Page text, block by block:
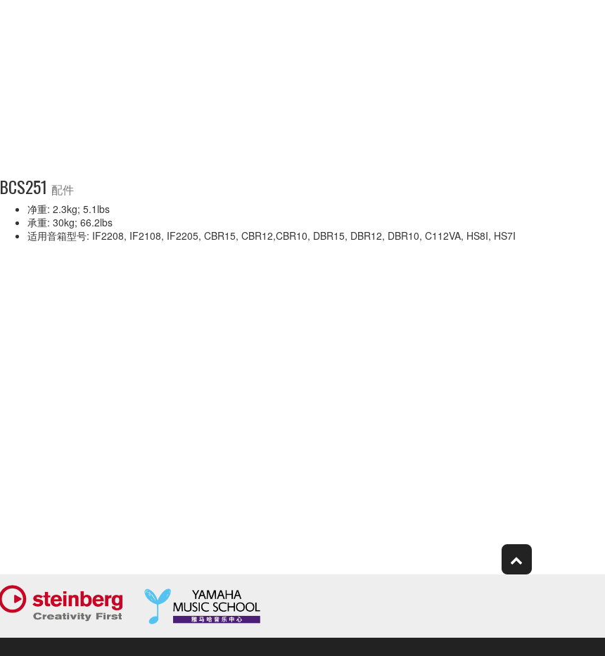
BCS251 配件
净重: 2.3kg; 5.1lbs
承重: 30kg; 66.2lbs
适用音箱型号: IF2208, IF2108, IF2205, CBR15, CBR12,CBR10, DBR15, DBR12, DBR10, C112VA, HS8I, HS7I